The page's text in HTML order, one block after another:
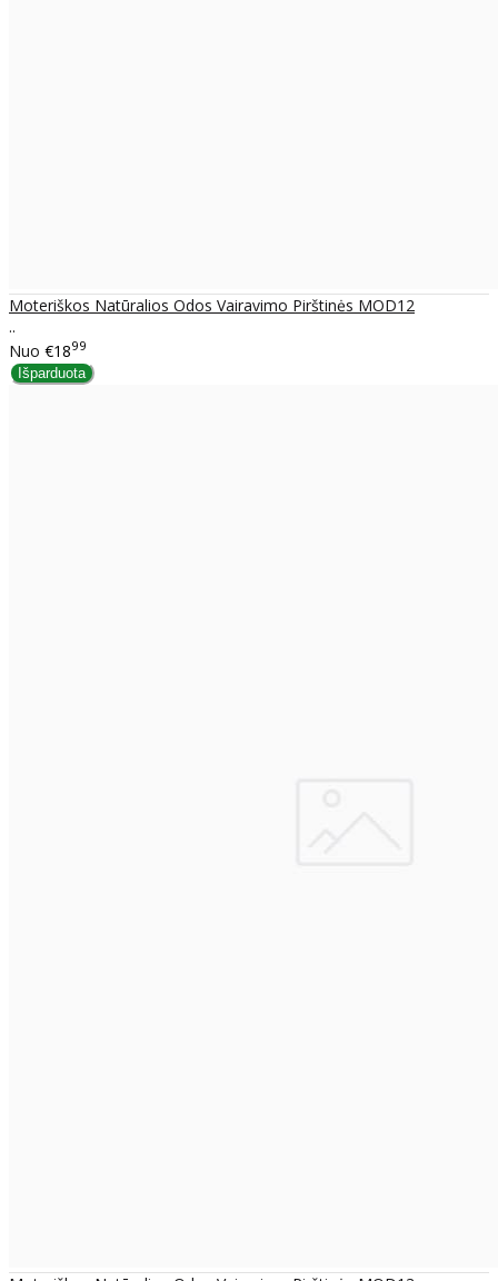
Moteriškos Natūralios Odos Vairavimo Pirštinės MOD12
..
Nuo €1899